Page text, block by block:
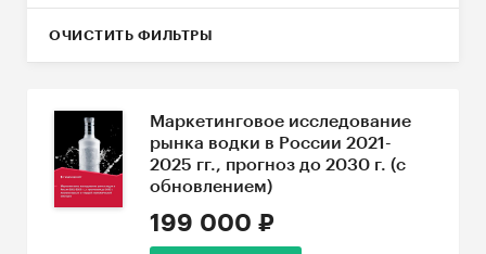
ОЧИСТИТЬ ФИЛЬТРЫ
Маркетинговое исследование
рынка водки в России 2021-
2025 гг., прогноз до 2030 г. (с
обновлением)
199 000 ₽